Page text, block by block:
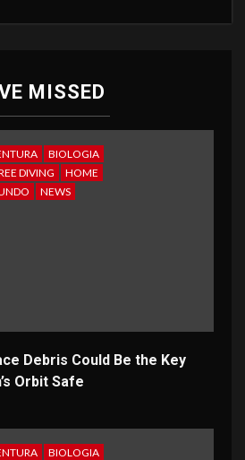
MISSED
BIOLOGIA
DIVING
HOME
NEWS
Debris Could Be the Key
Orbit Safe
BIOLOGIA